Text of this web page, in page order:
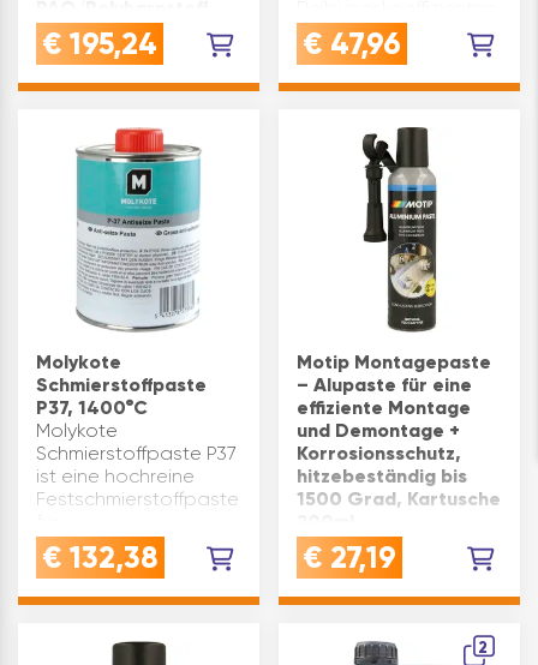
hellbeige, 1kg Dose
VERWENDUNG:
Wälz- und
Kugellagern in
Industrieanlagen mit
Hochleistungsfett
Effekt, synthetische
Schmierstoff
Anwendung und
Polyharnstofffett
Wirkung bei extremen
Temperature…
€ 195,24
für die Montage und
den Einlauf von
Maschinenteilen.
Anwendungsgebite:Für
die Preßsitzfertigung…
€ 47,96
Molykote
Schmierstoffpaste
P37, 1400°C
Molykote
Schmierstoffpaste P37
ist eine hochreine
Festschmierstoffpaste
Schraubverbindungen.
Sie ist frei von Blei,
und Fluor.
Produktvorteile:
€ 132,38
Motip Montagepaste
– Alupaste für eine
effiziente Montage
und Demontage +
Korrosionsschutz,
hitzebeständig bis
1500 Grad, Kartusche
temperaturbeständiges
+1.500 °C - ideal für
Maschinenteile und
Gewindeverbindungen
€ 27,19
2